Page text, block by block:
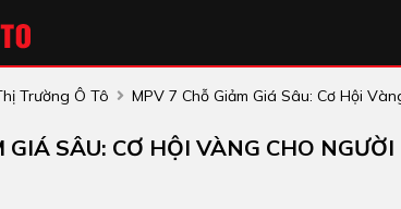
Trường Ô Tô MPV 7 Chỗ Giảm Giá Sâu: Cơ Hội
GIÁ SÂU: CƠ HỘI VÀNG CHO